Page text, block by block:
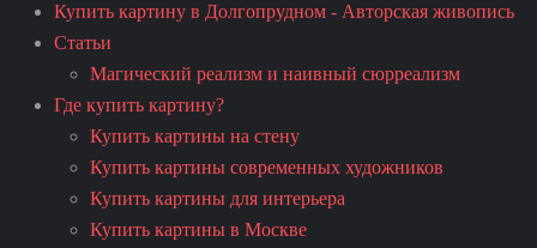
Купить картину в Долгопрудном - Авторская живопись
Статьи
Магический реализм и наивный сюрреализм
Где купить картину?
Купить картины на стену
Купить картины современных художников
Купить картины для интерьера
Купить картины в Москве